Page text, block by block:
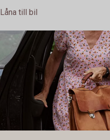
Låna till bil